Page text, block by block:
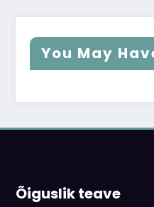
pagination
You May
Õiguslik teave